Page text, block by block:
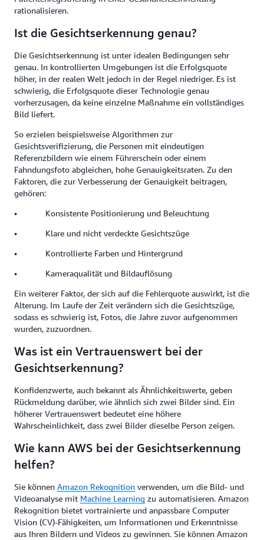
rationalisieren.
Ist die Gesichtserkennung genau?
Die Gesichtserkennung ist unter idealen Bedingungen sehr
genau. In kontrollierten Umgebungen ist die Erfolgsquote
höher, in der realen Welt jedoch in der Regel niedriger. Es ist
schwierig, die Erfolgsquote dieser Technologie genau
vorherzusagen, da keine einzelne Maßnahme ein vollständiges
Bild liefert.
So erzielen beispielsweise Algorithmen zur
Gesichtsverifizierung, die Personen mit eindeutigen
Referenzbildern wie einem Führerschein oder einem
Fahndungsfoto abgleichen, hohe Genauigkeitsraten. Zu den
Faktoren, die zur Verbesserung der Genauigkeit beitragen,
gehören:
• Konsistente Positionierung und Beleuchtung
• Klare und nicht verdeckte Gesichtszüge
• Kontrollierte Farben und Hintergrund
• Kameraqualität und Bildauflösung
Ein weiterer Faktor, der sich auf die Fehlerquote auswirkt, ist die
Alterung. Im Laufe der Zeit verändern sich die Gesichtszüge,
sodass es schwierig ist, Fotos, die Jahre zuvor aufgenommen
wurden, zuzuordnen.
Was ist ein Vertrauenswert bei der
Gesichtserkennung?
Konfidenzwerte, auch bekannt als Ähnlichkeitswerte, geben
Rückmeldung darüber, wie ähnlich sich zwei Bilder sind. Ein
höherer Vertrauenswert bedeutet eine höhere
Wahrscheinlichkeit, dass zwei Bilder dieselbe Person zeigen.
Wie kann AWS bei der Gesichtserkennung
helfen?
Sie können Amazon Rekognition verwenden, um die Bild- und
Videoanalyse mit Machine Learning zu automatisieren. Amazon
Rekognition bietet vortrainierte und anpassbare Computer
Vision (CV)-Fähigkeiten, um Informationen und Erkenntnisse
aus Ihren Bildern und Videos zu gewinnen. Sie können Amazon